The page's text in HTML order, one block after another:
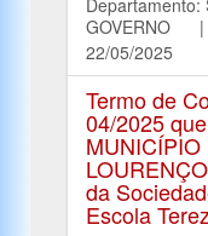
22/05/2025
Termo de
04/2025
MUNICÍPIO
da
Escola